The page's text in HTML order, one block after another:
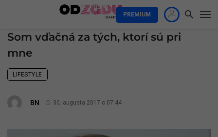
PREMIUM
Som vďačná za tých, ktorí sú pri
mne
LIFESTYLE
BN 30. augusta 2017 o 07:44